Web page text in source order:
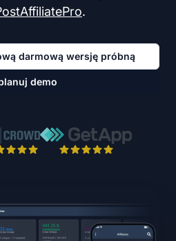
.
darmową wersję próbną
demo